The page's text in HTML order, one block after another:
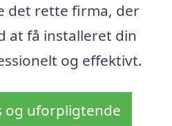
det rette firma, der
at få installeret din
og effektivt.
og uforpligtende